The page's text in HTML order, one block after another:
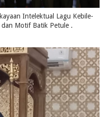
Intelektual Lagu Kebile-
dan Motif Batik Petule .